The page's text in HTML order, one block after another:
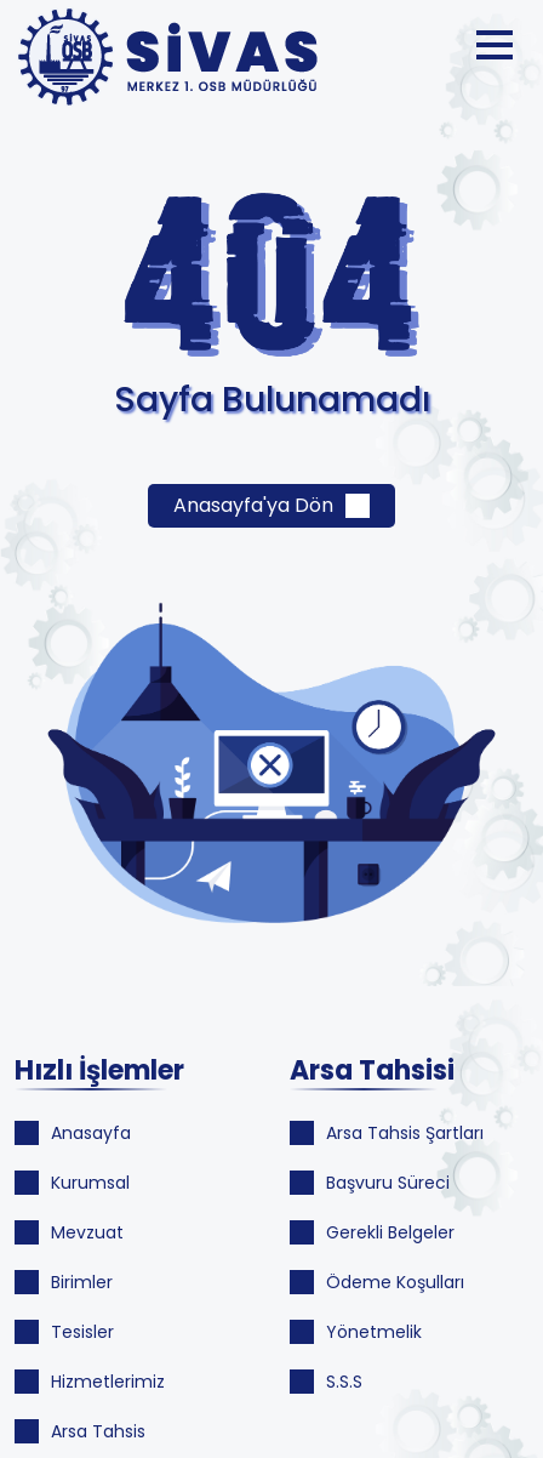
Sayfa Bulunamadı
Anasayfa'ya Dön
Hızlı İşlemler
Anasayfa
Kurumsal
Mevzuat
Birimler
Tesisler
Hizmetlerimiz
Arsa Tahsis
Arsa Tahsisi
Arsa Tahsis Şartları
Başvuru Süreci
Gerekli Belgeler
Ödeme Koşulları
Yönetmelik
S.S.S